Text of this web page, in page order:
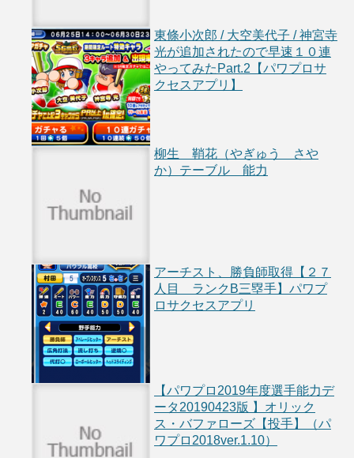
東條小次郎 / 大空美代子 / 神宮寺
光が追加されたので早速１０連
やってみたPart.2【パワプロサ
クセスアプリ】
柳生 鞘花（やぎゅう さや
か）テーブル 能力
アーチスト、勝負師取得【２７
人目 ランクB三塁手】パワプ
ロサクセスアプリ
【パワプロ2019年度選手能力デ
ータ20190423版 】オリック
ス・バファローズ【投手】（パ
ワプロ2018ver.1.10）